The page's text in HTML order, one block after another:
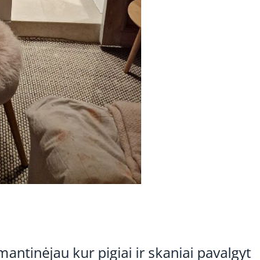
kur pigiai ir skaniai pavalgyt